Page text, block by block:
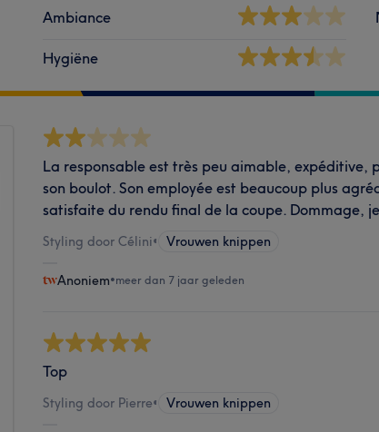
Ambiance
Hygiëne
La responsable est très peu aimable, expéditive,
son boulot. Son employée est beaucoup plus
satisfaite du rendu final de la coupe. Dommage,
Styling door Célini• Vrouwen knippen
Anoniem•meer dan 7 jaar geleden
Top
Styling door Pierre• Vrouwen knippen